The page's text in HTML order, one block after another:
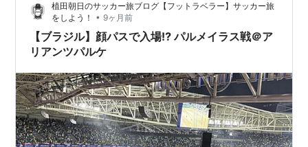
正面の3列目ゲット。🎯 老体に鞭打った甲斐があった
ね。 地球の裏側まで来たんだから妥協する方が…
植田朝日のサッカー旅ブログ【フットラベラー】サッカー旅
をしよう！
• 9ヶ月前
【ブラジル】顔パスで入場⁉︎ パルメイラス戦＠ア
リアンツパルケ